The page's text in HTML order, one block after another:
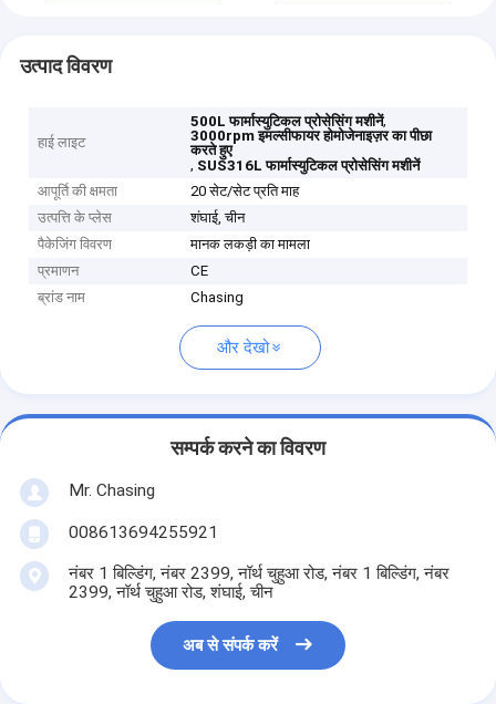
उत्पाद विवरण
हाई लाइट
500L फार्मास्युटिकल प्रोसेसिंग मशीनें,
3000rpm इमल्सीफायर होमोजेनाइज़र का पीछा
करते हुए
, SUS316L फार्मास्युटिकल प्रोसेसिंग मशीनें
आपूर्ति की क्षमता
20 सेट/सेट प्रति माह
उत्पत्ति के प्लेस
शंघाई, चीन
पैकेजिंग विवरण
मानक लकड़ी का मामला
प्रमाणन
CE
ब्रांड नाम
Chasing
और देखो
सम्पर्क करने का विवरण
Mr. Chasing
008613694255921
नंबर 1 बिल्डिंग, नंबर 2399, नॉर्थ चुहुआ रोड, नंबर 1 बिल्डिंग, नंबर
2399, नॉर्थ चुहुआ रोड, शंघाई, चीन
अब से संपर्क करें